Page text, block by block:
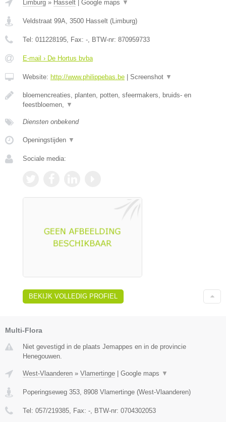
Limburg » Hasselt Google maps ▼
Veldstraat 99A, 3500 Hasselt (Limburg)
Tel: 011228195, Fax: -, BTW-nr: 870959733
E-mail › De Hortus bvba
Website: http://www.philippebas.be Screenshot ▼
bloemencreaties, planten, potten, sfeermakers, bruids- en
feestbloemen, ▼
Diensten onbekend
Openingstijden ▼
Sociale media:
BEKIJK VOLLEDIG PROFIEL
Multi-Flora
Niet gevestigd in de plaats Jemappes en in de provincie
Henegouwen.
West-Vlaanderen » Vlamertinge Google maps ▼
Poperingseweg 353, 8908 Vlamertinge (West-Vlaanderen)
Tel: 057/219385, Fax: -, BTW-nr: 0704302053